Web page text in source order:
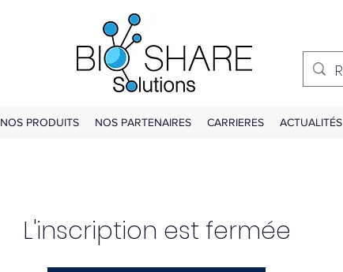
NOS PRODUITS NOS PARTENAIRES CARRIERES ACTUALITÉS
L'inscription est fermée